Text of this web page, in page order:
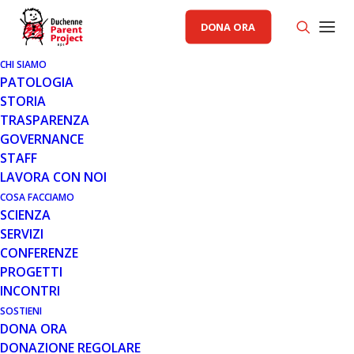
DONA ORA
CHI SIAMO
PATOLOGIA
STORIA
TRASPARENZA
GOVERNANCE
STAFF
LAVORA CON NOI
COSA FACCIAMO
SCIENZA
SERVIZI
CONFERENZE
PROGETTI
INCONTRI
SOSTIENI
DONA ORA
DONAZIONE REGOLARE
AREA CAD PP
RACCOLTA FONDI PP
18 MAR 2020
DECRETO-LEGGE 17 MARZO 2020:
ALCUNE DELLE PRINCIPALI
NOVITÀ PER LE FAMIGLIE